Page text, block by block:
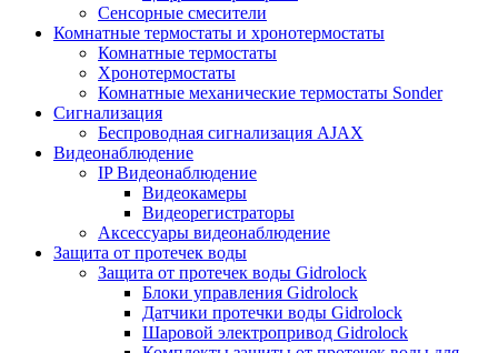
Сенсорные смесители
Комнатные термостаты и хронотермостаты
Комнатные термостаты
Хронотермостаты
Комнатные механические термостаты Sonder
Сигнализация
Беспроводная сигнализация AJAX
Видеонаблюдение
IP Видеонаблюдение
Видеокамеры
Видеорегистраторы
Аксессуары видеонаблюдение
Защита от протечек воды
Защита от протечек воды Gidrolock
Блоки управления Gidrolock
Датчики протечки воды Gidrolock
Шаровой электропривод Gidrolock